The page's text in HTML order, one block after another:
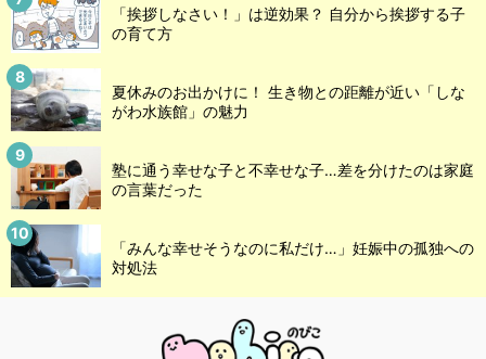
「挨拶しなさい！」は逆効果？ 自分から挨拶する子
の育て方
夏休みのお出かけに！ 生き物との距離が近い「しな
がわ水族館」の魅力
塾に通う幸せな子と不幸せな子…差を分けたのは家庭
の言葉だった
「みんな幸せそうなのに私だけ…」妊娠中の孤独への
対処法